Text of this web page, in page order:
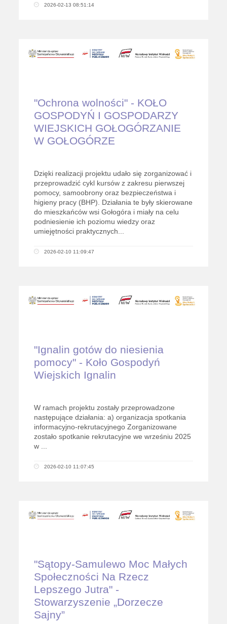
2026-02-13 08:51:14
"Ochrona wolności" - KOŁO
GOSPODYŃ I GOSPODARZY
WIEJSKICH GOŁOGÓRZANIE
W GOŁOGÓRZE
Dzięki realizacji projektu udało się zorganizować i
przeprowadzić cykl kursów z zakresu pierwszej
pomocy, samoobrony oraz bezpieczeństwa i
higieny pracy (BHP). Działania te były skierowane
do mieszkańców wsi Gołogóra i miały na celu
podniesienie ich poziomu wiedzy oraz
umiejętności praktycznych...
2026-02-10 11:09:47
"Ignalin gotów do niesienia
pomocy" - Koło Gospodyń
Wiejskich Ignalin
W ramach projektu zostały przeprowadzone
następujące działania: a) organizacja spotkania
informacyjno-rekrutacyjnego Zorganizowane
zostało spotkanie rekrutacyjne we wrześniu 2025
w ...
2026-02-10 11:07:45
"Sątopy-Samulewo Moc Małych
Społeczności Na Rzecz
Lepszego Jutra" -
Stowarzyszenie „Dorzecze
Sajny”